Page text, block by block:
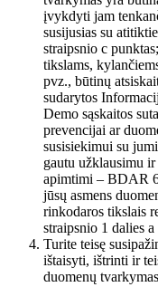
įvykdyti jam
susijusias su
straipsnio c
tikslams,
pvz., būtinų
sudarytos
Demo sąskaitos
prevencijai ar
susisiekimui su
gautu užklausimu
apimtimi – BDAR
jūsų asmens
rinkodaros tikslais
straipsnio 1 dalies a
Turite teisę
ištaisyti, ištrinti ir
duomenų